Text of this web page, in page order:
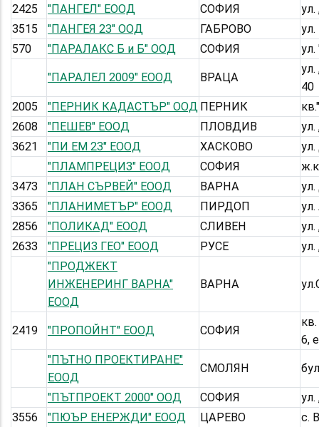
2425
"ПАНГЕЛ" ЕООД СОФИЯ
ул.
3515
"ПАНГЕЯ 23" ООД ГАБРОВО
570
"ПАРАЛАКС Б и Б" ООД СОФИЯ
"ПАРАЛЕЛ 2009" ЕООД ВРАЦА
ул.
40
2005
"ПЕРНИК КАДАСТЪР" ООД ПЕРНИК
2608
"ПЕШЕВ" ЕООД ПЛОВДИВ
3621
"ПИ ЕМ 23" ЕООД ХАСКОВО
"ПЛАМПРЕЦИЗ" ЕООД
СОФИЯ
3473
"ПЛАН СЪРВЕЙ" ЕООД ВАРНА
3365
"ПЛАНИМЕТЪР" ЕООД ПИРДОП
2856
"ПОЛИКАД" ЕООД СЛИВЕН
2633
"ПРЕЦИЗ ГЕО" ЕООД РУСЕ
ул.
"ПРОДЖЕКТ
ИНЖЕНЕРИНГ ВАРНА"
ЕООД
ВАРНА
2419 "ПРОПОЙНТ" ЕООД СОФИЯ
6,
"ПЪТНО ПРОЕКТИРАНЕ"
ЕООД
СМОЛЯН
"ПЪТПРОЕКТ 2000" ООД СОФИЯ
3556
"ПЮЪР ЕНЕРЖДИ" ЕООД ЦАРЕВО
с.